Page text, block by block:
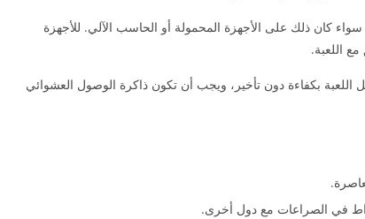
كان ذلك على الأجهزة المحمولة أو الحاسب الآلي. للأجهزة
اللعبة بكفاءة دون تأخير، ويجب أن تكون ذاكرة الوصول العشوائي
في الصراعات مع دول أخرى.